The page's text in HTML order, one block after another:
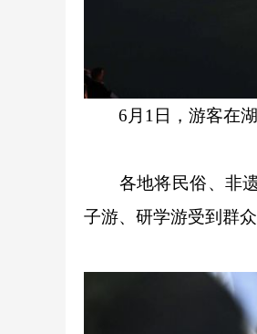
6月1日，游客在湖
各地将民俗、非遗
子游、研学游受到群